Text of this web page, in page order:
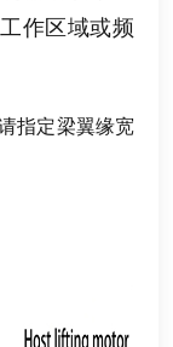
作区域或频
指定梁翼缘宽